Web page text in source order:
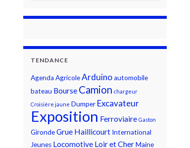
TENDANCE
Agenda AgricoleArduinoautomobile
bateau Bourse Camion chargeur
Croisière jaune Dumper Excavateur
Exposition Ferroviaire Gaston
GirondeGrue Haillicourt International
Jeunes Locomotive Loir et CherMaine